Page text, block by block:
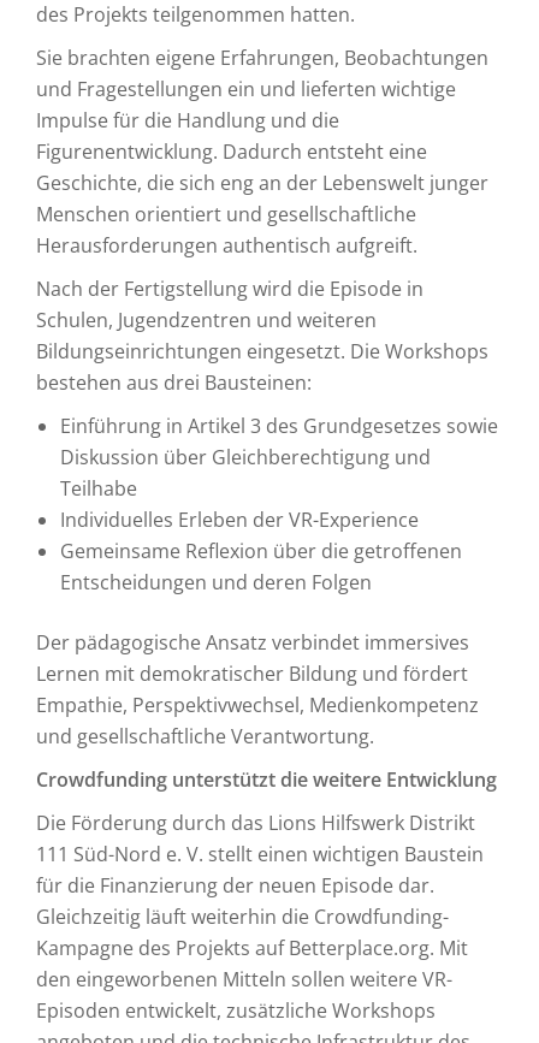
des Projekts teilgenommen hatten.
Sie brachten eigene Erfahrungen, Beobachtungen
und Fragestellungen ein und lieferten wichtige
Impulse für die Handlung und die
Figurenentwicklung. Dadurch entsteht eine
Geschichte, die sich eng an der Lebenswelt junger
Menschen orientiert und gesellschaftliche
Herausforderungen authentisch aufgreift.
Nach der Fertigstellung wird die Episode in
Schulen, Jugendzentren und weiteren
Bildungseinrichtungen eingesetzt. Die Workshops
bestehen aus drei Bausteinen:
Einführung in Artikel 3 des Grundgesetzes sowie
Diskussion über Gleichberechtigung und
Teilhabe
Individuelles Erleben der VR-Experience
Gemeinsame Reflexion über die getroffenen
Entscheidungen und deren Folgen
Der pädagogische Ansatz verbindet immersives
Lernen mit demokratischer Bildung und fördert
Empathie, Perspektivwechsel, Medienkompetenz
und gesellschaftliche Verantwortung.
Crowdfunding unterstützt die weitere Entwicklung
Die Förderung durch das Lions Hilfswerk Distrikt
111 Süd-Nord e. V. stellt einen wichtigen Baustein
für die Finanzierung der neuen Episode dar.
Gleichzeitig läuft weiterhin die Crowdfunding-
Kampagne des Projekts auf Betterplace.org. Mit
den eingeworbenen Mitteln sollen weitere VR-
Episoden entwickelt, zusätzliche Workshops